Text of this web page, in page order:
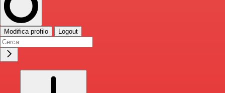
Modifica profilo Logout